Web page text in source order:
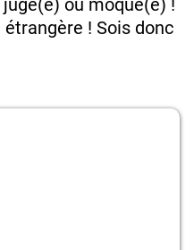
étrangère ! Sois donc